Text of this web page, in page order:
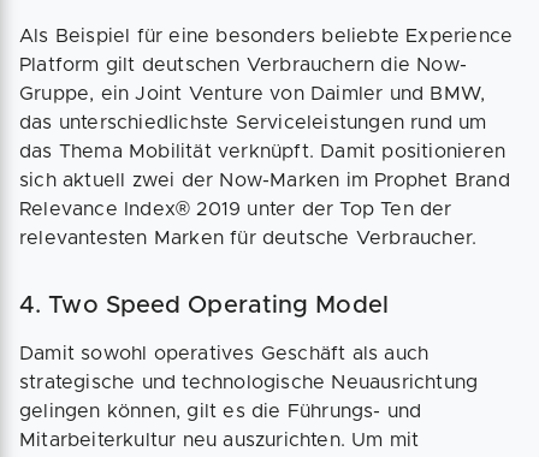
Als Beispiel für eine besonders beliebte Experience
Platform gilt deutschen Verbrauchern die Now-
Gruppe, ein Joint Venture von Daimler und BMW,
das unterschiedlichste Serviceleistungen rund um
das Thema Mobilität verknüpft. Damit positionieren
sich aktuell zwei der Now-Marken im Prophet Brand
Relevance Index® 2019 unter der Top Ten der
relevantesten Marken für deutsche Verbraucher.
4. Two Speed Operating Model
Damit sowohl operatives Geschäft als auch
strategische und technologische Neuausrichtung
gelingen können, gilt es die Führungs- und
Mitarbeiterkultur neu auszurichten. Um mit